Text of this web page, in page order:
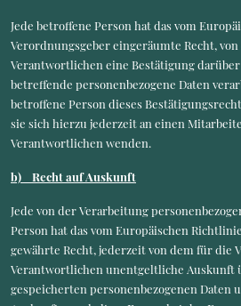
Jede betroffene Person hat das vom
Verordnungsgeber eingeräumte Recht,
Verantwortlichen eine Bestätigung darüber
betreffende personenbezogene Daten
betroffene Person dieses
sie sich hierzu jederzeit an einen
Verantwortlichen wenden.
b) Recht auf Auskunft
Jede von der Verarbeitung
Person hat das vom Europäischen
gewährte Recht, jederzeit von dem für die
Verantwortlichen unentgeltliche Auskunft
gespeicherten personenbezogenen Daten